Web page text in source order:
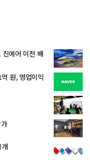
진에어 이전 배
원, 영업이익